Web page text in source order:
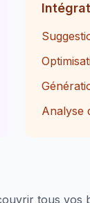
Analyse
tous vos